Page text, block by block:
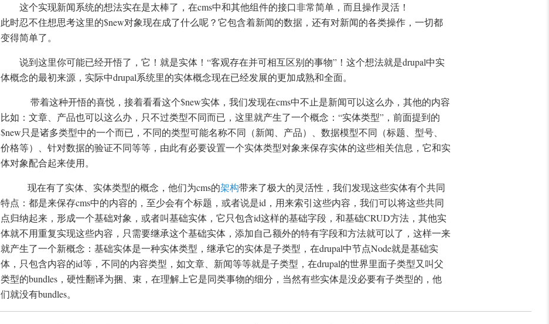
这个实现新闻系统的想法实在是太棒了，在cms中和其他组件的接口非常简单，而且操作灵活！
此时忍不住想思考这里的$new对象现在成了什么呢？它包含着新闻的数据，还有对新闻的各类操作，一切都
变得简单了。
说到这里你可能已经开悟了，它！就是实体！“客观存在并可相互区别的事物”！这个想法就是drupal中实
体概念的最初来源，实际中drupal系统里的实体概念现在已经发展的更加成熟和全面。
带着这种开悟的喜悦，接着看看这个$new实体，我们发现在cms中不止是新闻可以这么办，其他的内容
比如：文章、产品也可以这么办，只不过类型不同而已，这里就产生了一个概念：“实体类型”，前面提到的
$new只是诸多类型中的一个而已，不同的类型可能名称不同（新闻、产品）、数据模型不同（标题、型号、
价格等）、针对数据的验证不同等等，由此有必要设置一个实体类型对象来保存实体的这些相关信息，它和实
体对象配合起来使用。
现在有了实体、实体类型的概念，他们为cms的架构带来了极大的灵活性，我们发现这些实体有个共同
特点：都是来保存cms中的内容的，至少会有个标题，或者说是id，用来索引这些内容，我们可以将这些共同
点归纳起来，形成一个基础对象，或者叫基础实体，它只包含id这样的基础字段，和基础CRUD方法，其他实
体就不用重复实现这些内容，只需要继承这个基础实体，添加自己额外的特有字段和方法就可以了，这样一来
就产生了一个新概念：基础实体是一种实体类型，继承它的实体是子类型，在drupal中节点Node就是基础实
体，只包含内容的id等，不同的内容类型，如文章、新闻等等就是子类型，在drupal的世界里面子类型又叫父
类型的bundles，硬性翻译为捆、束，在理解上它是同类事物的细分，当然有些实体是没必要有子类型的，他
们就没有bundles。